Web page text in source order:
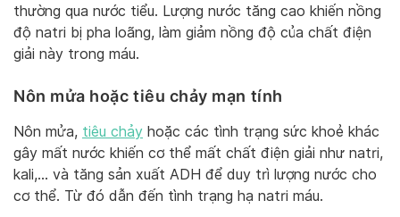
thường qua nước tiểu. Lượng nước tăng cao khiến nồng
độ natri bị pha loãng, làm giảm nồng độ của chất điện
giải này trong máu.
Nôn mửa hoặc tiêu chảy mạn tính
Nôn mửa, tiêu chảy hoặc các tình trạng sức khoẻ khác
gây mất nước khiến cơ thể mất chất điện giải như natri,
kali,… và tăng sản xuất ADH để duy trì lượng nước cho
cơ thể. Từ đó dẫn đến tình trạng hạ natri máu.